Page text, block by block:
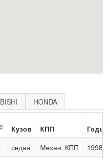
HONDA
Кузов КПП
Годы
седан Механ. КПП
1998 -